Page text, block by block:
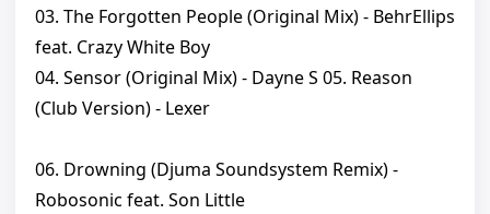
03. The Forgotten People (Original Mix) - BehrEllips
feat. Crazy White Boy
04. Sensor (Original Mix) - Dayne S 05. Reason
(Club Version) - Lexer
06. Drowning (Djuma Soundsystem Remix) -
Robosonic feat. Son Little